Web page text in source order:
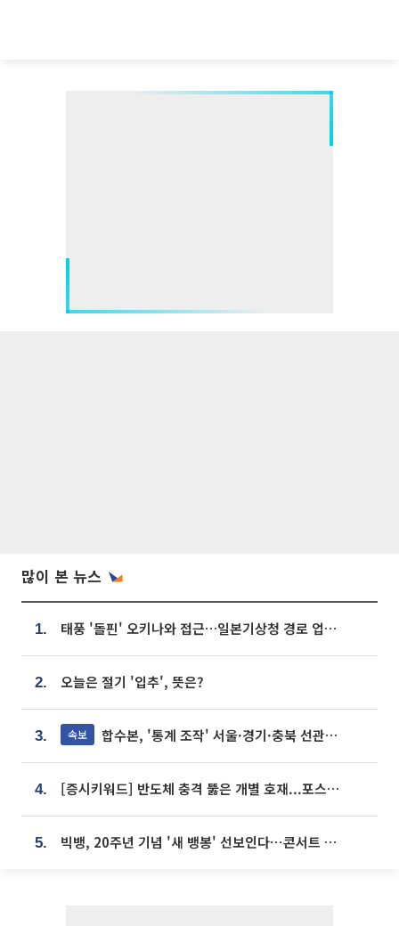
많이 본 뉴스
1. 태풍 '돌핀' 오키나와 접근…일본기상청 경로 업데이트
2. 오늘은 절기 '입추', 뜻은?
3. 속보 합수본, '통계 조작' 서울·경기·충북 선관위 등 추가 압수수색
4. [증시키워드] 반도체 충격 뚫은 개별 호재...포스코퓨처엠·에코프로·한화솔루션 '눈길'
5. 빅뱅, 20주년 기념 '새 뱅봉' 선보인다⋯콘서트 앞두고 팝업 개최